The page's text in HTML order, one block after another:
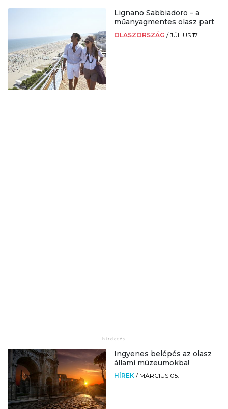
Lignano Sabbiadoro – a
műanyagmentes olasz part
OLASZORSZÁG /JÚLIUS 17.
Ingyenes belépés az olasz
állami múzeumokba!
HÍREK / MÁRCIUS 05.